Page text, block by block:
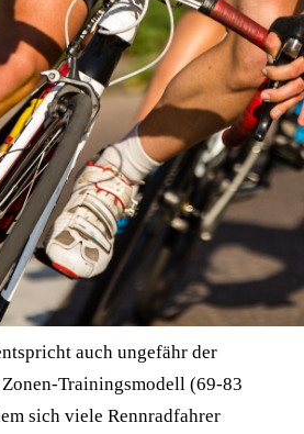
auch ungefähr der
Zonen-Trainingsmodell (69-83
sich viele Rennradfahrer